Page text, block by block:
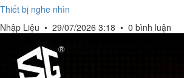
Thiết bị nghe nhìn
Nhập Liệu • 29/07/2026 3:18 • 0 bình luận